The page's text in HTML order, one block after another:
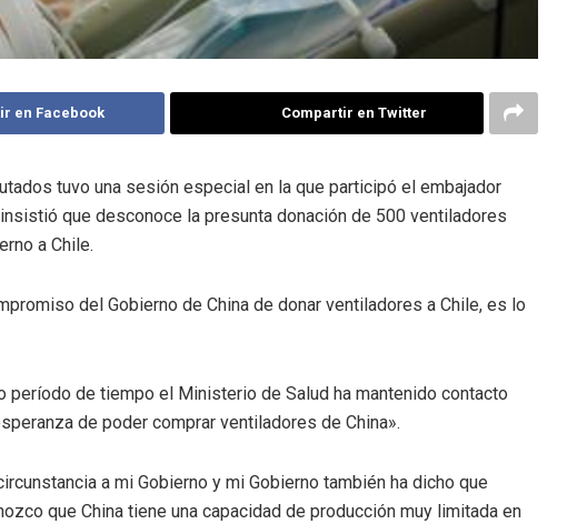
en Facebook Compartir en Twitter
tuvo una sesión especial en la que participó el embajador
que desconoce la presunta donación de 500 ventiladores
a Chile.
del Gobierno de China de donar ventiladores a Chile, es lo
período de tiempo el Ministerio de Salud ha mantenido contacto
de poder comprar ventiladores de China».
a mi Gobierno y mi Gobierno también ha dicho que
que China tiene una capacidad de producción muy limitada en